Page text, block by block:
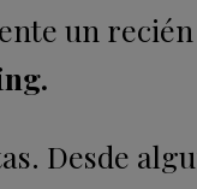
un
Desde